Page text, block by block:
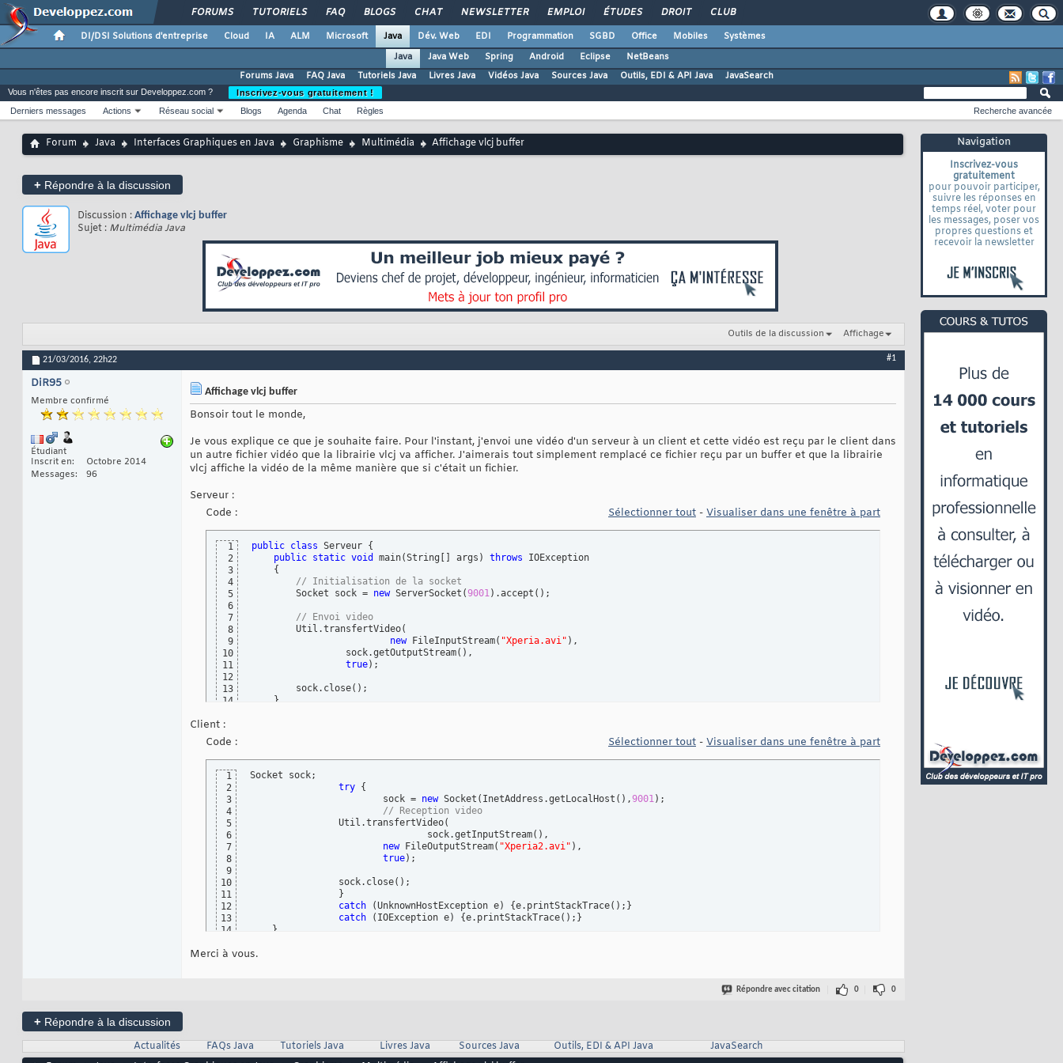
FORUMS TUTORIELS FAQ BLOGS CHAT NEWSLETTER EMPLOI ÉTUDES DROIT CLUB
DI/DSI Solutions d'entreprise Cloud IA ALM Microsoft Java Dév. Web EDI Programmation SGBD Office Mobiles
Systèmes
Java
Java Web Spring Android Eclipse
NetBeans
Forums Java
FAQ Java Tutoriels Java Livres Java Vidéos Java Sources Java Outils, EDI & API Java JavaSearch
Navigation
Inscrivez-vous
gratuitement
pour pouvoir participer,
suivre les réponses en
temps réel, voter pour
les messages, poser vos
propres questions et
recevoir la newsletter
Vous n'êtes pas encore inscrit sur Developpez.com ?
Inscrivez-vous gratuitement !
Derniers messages
Actions Réseau social Blogs Agenda Chat Règles Recherche avancée
Forum Java Interfaces Graphiques en Java Graphisme Multimédia Affichage vlcj buffer
+ Répondre à la discussion
Discussion : Affichage vlcj buffer
Sujet : Multimédia Java
Outils de la discussion Affichage
21/03/2016, 22h22 #1
DiR95
Membre confirmé
Étudiant
Inscrit en
Octobre 2014
Messages
96
Affichage vlcj buffer
Bonsoir tout le monde,
Je vous explique ce que je souhaite faire. Pour l'instant, j'envoi une vidéo d'un serveur à un client et cette vidéo est reçu par le client dans
un autre fichier vidéo que la librairie vlcj va afficher. J'aimerais tout simplement remplacé ce fichier reçu par un buffer et que la librairie
vlcj affiche la vidéo de la même manière que si c'était un fichier.
Serveur :
Code :
Sélectionner tout - Visualiser dans une fenêtre à part
1
2
3
4
5
6
7
8
9
10
11
12
13
14
public class Serveur {
public static void main(String args ) throws IOException
{
// Initialisation de la socket
        Socket sock =
new ServerSocket (9001) .accept ( ) ;
// Envoi video
        Util.transfertVideo
(
new FileInputStream( "Xperia.avi" ) ,
                 sock.getOutputStream
( ) ,
true) ;
        sock.close
( ) ;
}
Client :
Code :
Sélectionner tout - Visualiser dans une fenêtre à part
1
2
3
4
5
6
7
8
9
10
11
12
13
14
16
24
Socket sock;
try {
			sock =
new Socket ( InetAddress.getLocalHost ( ) ,9001) ;
// Reception video
	        Util.transfertVideo
(
	        		sock.getInputStream
( ) ,
new FileOutputStream( "Xperia2.avi" ) ,
true) ;
	        sock.close
( ) ;
}
catch
(UnknownHostException e) {e.printStackTrace( ) ; }
catch
( IOException e) {e.printStackTrace( ) ; }
}
		p.setLayout
(new BorderLayout( ));
		p.add
(c);
Merci à vous.
Répondre avec citation 0 0
+ Répondre à la discussion
Actualités
FAQs Java Tutoriels Java Livres Java Sources Java Outils, EDI & API Java
JavaSearch